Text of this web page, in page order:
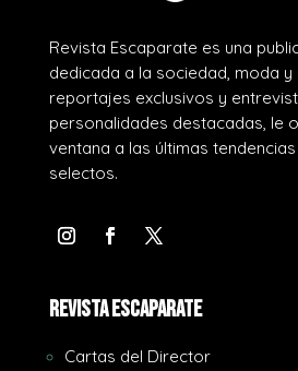
Revista Escaparate es una
dedicada a la sociedad, moda y
reportajes exclusivos y
personalidades destacadas, le
ventana a las últimas
selectos.
REVISTA ESCAPARATE
Cartas del Director